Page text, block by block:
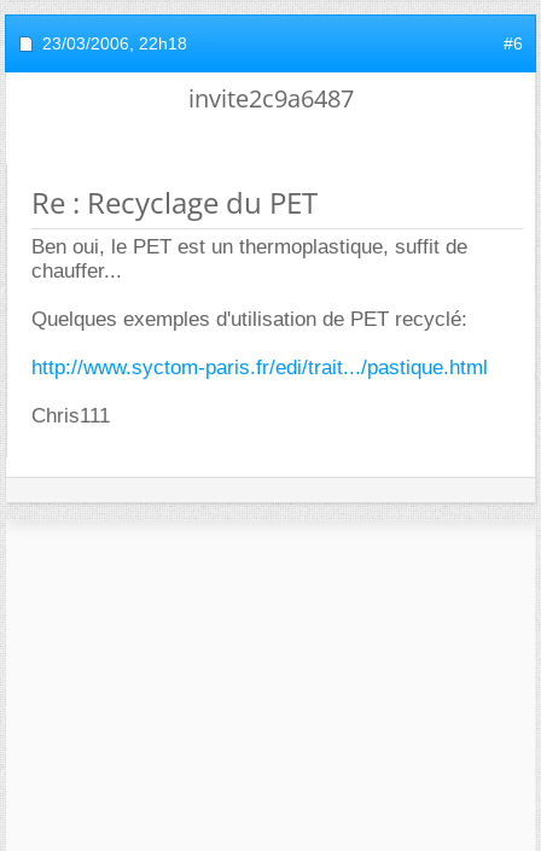
23/03/2006, 22h18 #6
invite2c9a6487
Re : Recyclage du PET
Ben oui, le PET est un thermoplastique, suffit de
chauffer...
Quelques exemples d'utilisation de PET recyclé:
http://www.syctom-paris.fr/edi/trait.../pastique.html
Chris111